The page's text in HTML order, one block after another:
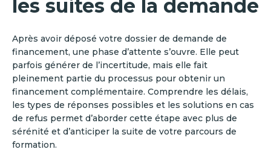
les suites de la demande
Après avoir déposé votre dossier de demande de
financement, une phase d’attente s’ouvre. Elle peut
parfois générer de l’incertitude, mais elle fait
pleinement partie du processus pour obtenir un
financement complémentaire. Comprendre les délais,
les types de réponses possibles et les solutions en cas
de refus permet d’aborder cette étape avec plus de
sérénité et d’anticiper la suite de votre parcours de
formation.